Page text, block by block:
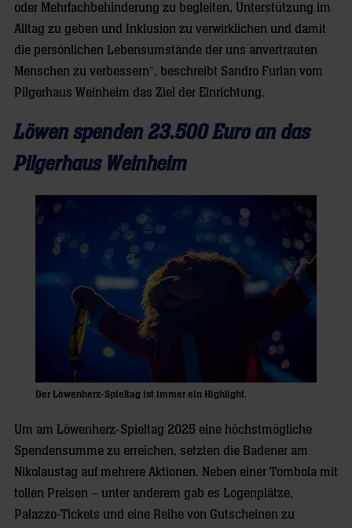
oder Mehrfachbehinderung zu begleiten, Unterstützung im
Alltag zu geben und Inklusion zu verwirklichen und damit
die persönlichen Lebensumstände der uns anvertrauten
Menschen zu verbessern“, beschreibt Sandro Furlan vom
Pilgerhaus Weinheim das Ziel der Einrichtung.
Löwen spenden 23.500 Euro an das
Pilgerhaus Weinheim
Der Löwenherz-Spieltag ist immer ein Highlight.
Um am Löwenherz-Spieltag 2025 eine höchstmögliche
Spendensumme zu erreichen, setzten die Badener am
Nikolaustag auf mehrere Aktionen. Neben einer Tombola mit
tollen Preisen – unter anderem gab es Logenplätze,
Palazzo-Tickets und eine Reihe von Gutscheinen zu